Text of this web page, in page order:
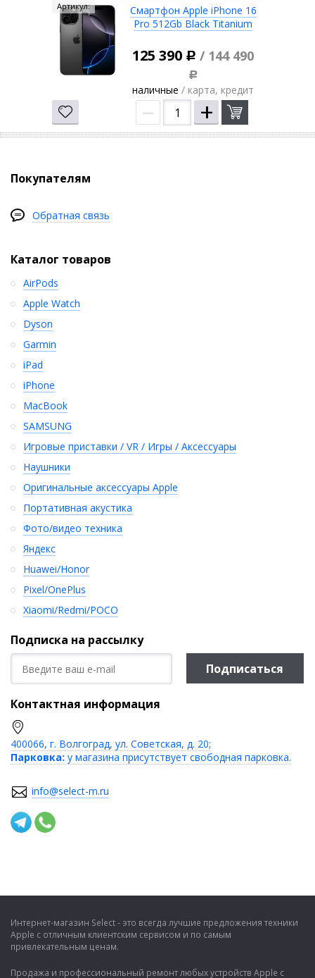
Смартфон Apple iPhone 16
Pro 512Gb Black Titanium
Артикул:
125 390 Р / 144 490
Р
наличные/ карта, кредит
– +
Покупателям
Обратная связь
Каталог товаров
AirPods
Apple Watch
Dyson
Garmin
iPad
iPhone
MacBook
SAMSUNG
Игровые приставки / VR / Игры / Аксессуары
Наушники
Оригинальные аксессуары Apple
Портативная акустика
Фото/видео техника
Яндекс
Huawei/Honor
Pixel/OnePlus
Xiaomi/Redmi/POCO
Подписка на рассылку
Подписаться
Контактная информация
400066, г. Волгоград, ул. Советская, д. 20;
Парковка: у магазина присутствует свободная парковка.
info@select-m.ru
Интернет-магазин Select - это всегда лучшие предложения техники
Apple с отличным клиентским сервисом и по самым
привлекательным ценам.
Продажа и профессиональный ремонт любых устройств Apple с